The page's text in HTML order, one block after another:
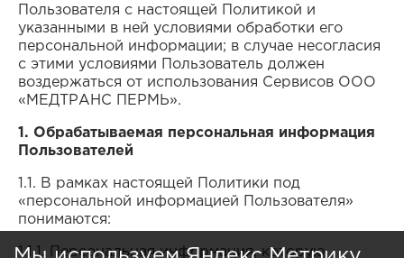
Образец
путевого листа
Пользователя с настоящей Политикой и
указанными в ней условиями обработки его
персональной информации; в случае несогласия
с этими условиями Пользователь должен
воздержаться от использования Сервисов ООО
«МЕДТРАНС ПЕРМЬ».
1. Обрабатываемая персональная информация
Пользователей
1.1. В рамках настоящей Политики под
«персональной информацией Пользователя»
понимаются:
1.1.1. Персональная информация, которую